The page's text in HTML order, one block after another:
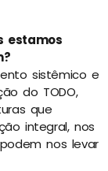
estamos
sistêmico e
do TODO,
que
integral, nos
nos levar